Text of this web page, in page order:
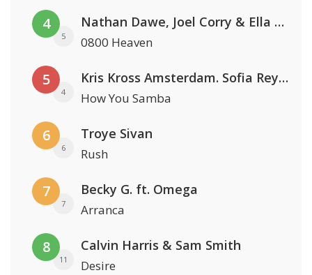
4
5
Nathan Dawe, Joel Corry & Ella Henderson
0800 Heaven
5
4
Kris Kross Amsterdam. Sofia Reyes & Tinie Tempah
How You Samba
6
6
Troye Sivan
Rush
7
7
Becky G. ft. Omega
Arranca
8
11
Calvin Harris & Sam Smith
Desire